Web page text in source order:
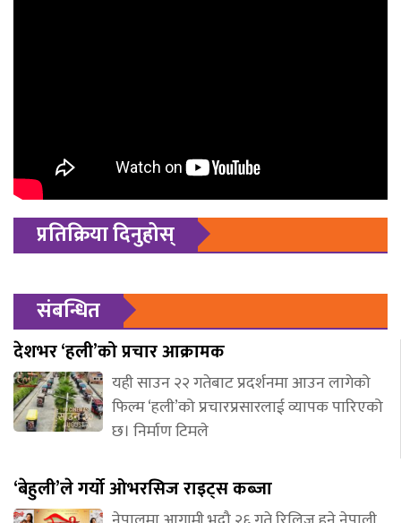
प्रतिक्रिया दिनुहोस्
संबन्धित
देशभर ‘हली’को प्रचार आक्रामक
यही साउन २२ गतेबाट प्रदर्शनमा आउन लागेको
फिल्म ‘हली’को प्रचारप्रसारलाई व्यापक पारिएको
छ। निर्माण टिमले
‘बेहुली’ले गर्यो ओभरसिज राइट्स कब्जा